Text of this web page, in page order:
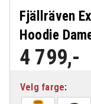
Fjällräven
Hoodie
4 799,-
Velg farge